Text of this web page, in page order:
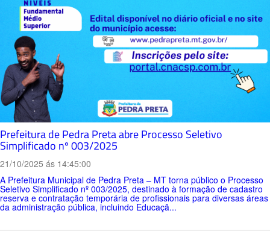
Prefeitura de Pedra Preta abre Processo Seletivo
Simplificado nº 003/2025
21/10/2025 ás 14:45:00
A Prefeitura Municipal de Pedra Preta – MT torna público o Processo
Seletivo Simplificado nº 003/2025, destinado à formação de cadastro
reserva e contratação temporária de profissionais para diversas áreas
da administração pública, incluindo Educaçã...